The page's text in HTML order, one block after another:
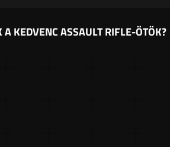
A KEDVENC ASSAULT RIFLE-ÖTÖK?